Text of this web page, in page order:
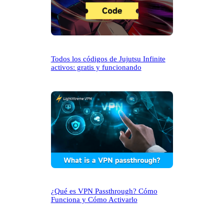
Todos los códigos de Jujutsu Infinite
activos: gratis y funcionando
¿Qué es VPN Passthrough? Cómo
Funciona y Cómo Activarlo